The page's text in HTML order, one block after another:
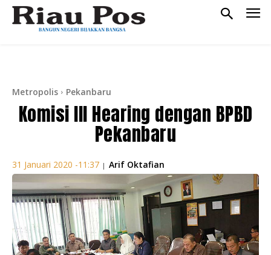
Metropolis Pekanbaru
Komisi III Hearing dengan BPBD
Pekanbaru
31 Januari 2020 -11:37 | Arif Oktafian